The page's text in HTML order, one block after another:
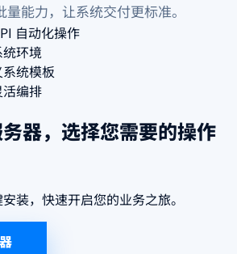
能力，让系统交付更标准。
自动化操作
环境
统模板
编排
器，选择您需要的操作
装，快速开启您的业务之旅。